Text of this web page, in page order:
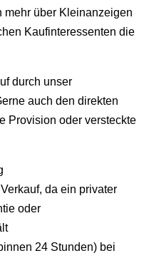
mehr über Kleinanzeigen
Kaufinteressenten die
durch unser
auch den direkten
Provision oder versteckte
da ein privater
oder
24 Stunden) bei